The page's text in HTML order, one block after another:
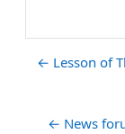
← Lesson of
← News